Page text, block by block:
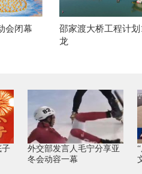
会闭幕
邵家渡大桥工程计
龙
子
外交部发言人毛宁分享亚
冬会动容一幕